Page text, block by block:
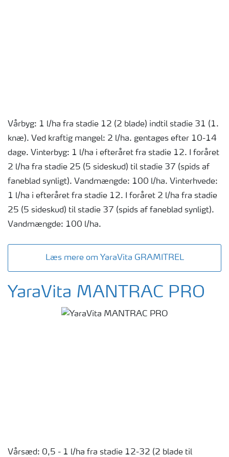
Vårbyg: 1 l/ha fra stadie 12 (2 blade) indtil stadie 31 (1.
knæ). Ved kraftig mangel: 2 l/ha. gentages efter 10-14
dage. Vinterbyg: 1 l/ha i efteråret fra stadie 12. I foråret
2 l/ha fra stadie 25 (5 sideskud) til stadie 37 (spids af
faneblad synligt). Vandmængde: 100 l/ha. Vinterhvede:
1 l/ha i efteråret fra stadie 12. I foråret 2 l/ha fra stadie
25 (5 sideskud) til stadie 37 (spids af faneblad synligt).
Vandmængde: 100 l/ha.
Læs mere om YaraVita GRAMITREL
YaraVita MANTRAC PRO
Vårsæd: 0,5 - 1 l/ha fra stadie 12-32 (2 blade til